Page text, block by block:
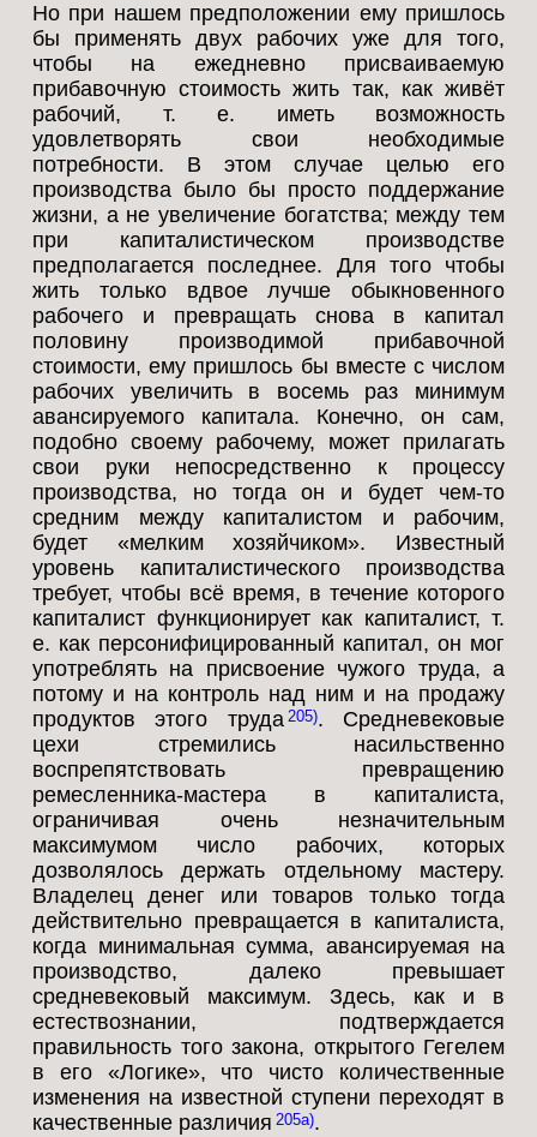
Но при нашем предположении ему пришлось
бы применять двух рабочих уже для того,
чтобы на ежедневно присваиваемую
прибавочную стоимость жить так, как живёт
рабочий, т. е. иметь возможность
удовлетворять свои необходимые
потребности. В этом случае целью его
производства было бы просто поддержание
жизни, а не увеличение богатства; между тем
при капиталистическом производстве
предполагается последнее. Для того чтобы
жить только вдвое лучше обыкновенного
рабочего и превращать снова в капитал
половину производимой прибавочной
стоимости, ему пришлось бы вместе с числом
рабочих увеличить в восемь раз минимум
авансируемого капитала. Конечно, он сам,
подобно своему рабочему, может прилагать
свои руки непосредственно к процессу
производства, но тогда он и будет чем-то
средним между капиталистом и рабочим,
будет «мелким хозяйчиком». Известный
уровень капиталистического производства
требует, чтобы всё время, в течение которого
капиталист функционирует как капиталист, т.
е. как персонифицированный капитал, он мог
употреблять на присвоение чужого труда, а
потому и на контроль над ним и на продажу
продуктов этого труда 205 . Средневековые
цехи стремились насильственно
воспрепятствовать превращению
ремесленника-мастера в капиталиста,
ограничивая очень незначительным
максимумом число рабочих, которых
дозволялось держать отдельному мастеру.
Владелец денег или товаров только тогда
действительно превращается в капиталиста,
когда минимальная сумма, авансируемая на
производство, далеко превышает
средневековый максимум. Здесь, как и в
естествознании, подтверждается
правильность того закона, открытого Гегелем
в его «Логике», что чисто количественные
изменения на известной ступени переходят в
качественные различия 205a .